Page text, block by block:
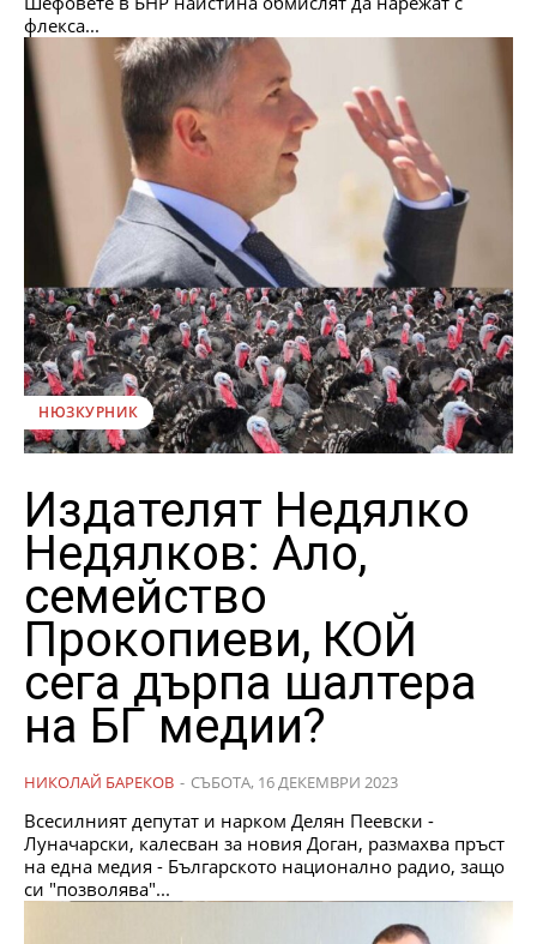
флекса...
НЮЗКУРНИК
Издателят Недялко
Недялков: Ало,
семейство
Прокопиеви, КОЙ
сега дърпа шалтера
на БГ медии?
НИКОЛАЙ БАРЕКОВ - СЪБОТА, 16 ДЕКЕМВРИ 2023
Всесилният депутат и нарком Делян Пеевски -
Луначарски, калесван за новия Доган, размахва пръст
на една медия - Българското национално радио, защо
си "позволява"...